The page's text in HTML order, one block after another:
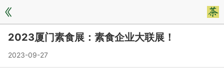
2023厦门素食展：素食企业大联展！
2023-09-27